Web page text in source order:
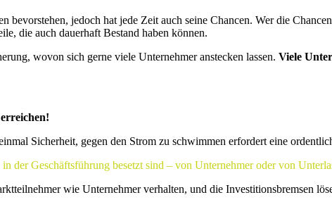
bevorstehen, jedoch hat jede Zeit auch seine Chancen. Wer die
die auch dauerhaft Bestand haben können.
wovon sich gerne viele Unternehmer anstecken lassen. Viele
Sicherheit, gegen den Strom zu schwimmen erfordert eine
der Geschäftsführung besetzt sind – von Unternehmer oder von
wie Unternehmer verhalten, und die Investitionsbremsen